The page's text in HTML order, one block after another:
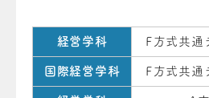
経営学科 Ｆ方式共通
国際経営学科 Ｆ方式共通